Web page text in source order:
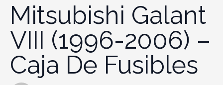
Mitsubishi Galant
VIII (1996-2006) –
Caja De Fusibles